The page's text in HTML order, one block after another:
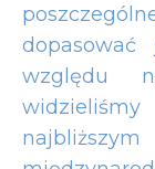
względu